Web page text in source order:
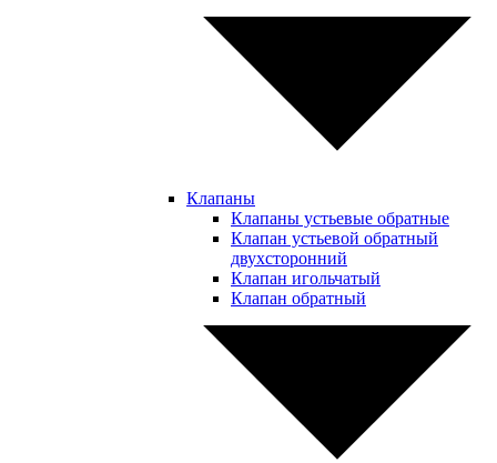
Клапаны
Клапаны устьевые обратные
Клапан устьевой обратный
двухсторонний
Клапан игольчатый
Клапан обратный